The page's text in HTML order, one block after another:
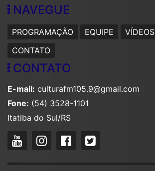
NAVEGUE
PROGRAMAÇÃO EQUIPE VÍDEOS
CONTATO
CONTATO
E-mail: culturafm105.9@gmail.com
Fone: (54) 3528-1101
Itatiba do Sul/RS